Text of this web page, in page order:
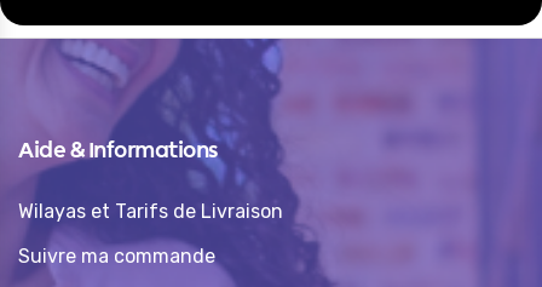
Aide & Informations
Wilayas et Tarifs de Livraison
Suivre ma commande